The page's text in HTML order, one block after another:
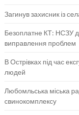
Загинув захисник із
Безоплатне КТ: НСЗУ
виправлення проблем
В Острівках під час
людей
Любомльська міська
свинокомплексу